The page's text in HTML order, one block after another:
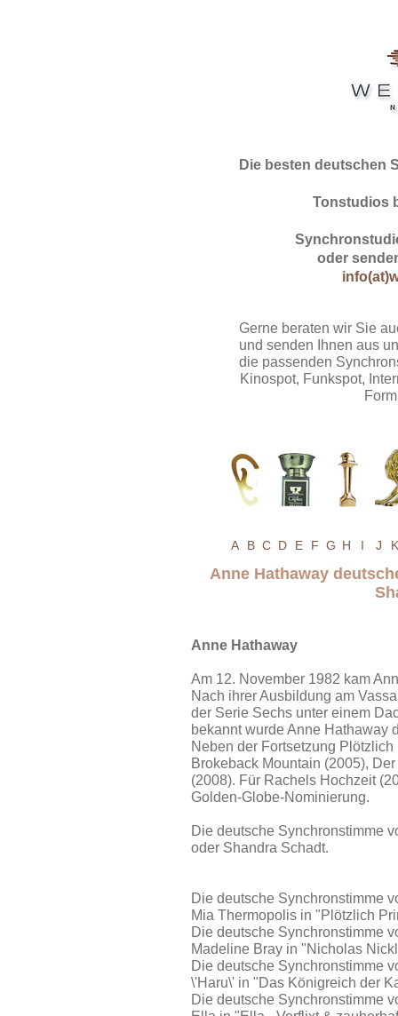
Die besten deutschen
Tonstudios
oder
Gerne beraten wir Sie
und senden Ihnen aus
die passenden
Kinospot, Funkspot,
A B C D E F G H I J K
Anne Hathaway
Anne Hathaway
Am 12. November 1982 kam
Nach ihrer Ausbildung am
der Serie Sechs unter einem
bekannt wurde Anne Hathaway
Neben der Fortsetzung
Brokeback Mountain (2005),
(2008). Für Rachels Hochzeit
Golden-Globe-Nominierung.
Die deutsche Synchronstimme
oder Shandra Schadt.
Die deutsche Synchronstimme
Mia Thermopolis in "Plötzlich
Die deutsche Synchronstimme
Madeline Bray in "Nicholas
Die deutsche Synchronstimme
\'Haru\' in "Das Königreich der
Die deutsche Synchronstimme